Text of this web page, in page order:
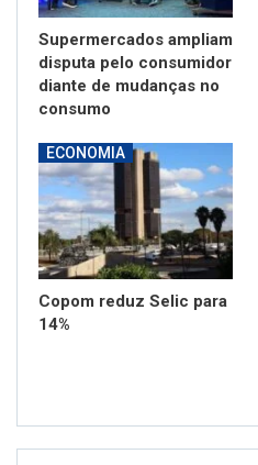
Supermercados ampliam
disputa pelo consumidor
diante de mudanças no
consumo
ECONOMIA
Copom reduz Selic para
14%